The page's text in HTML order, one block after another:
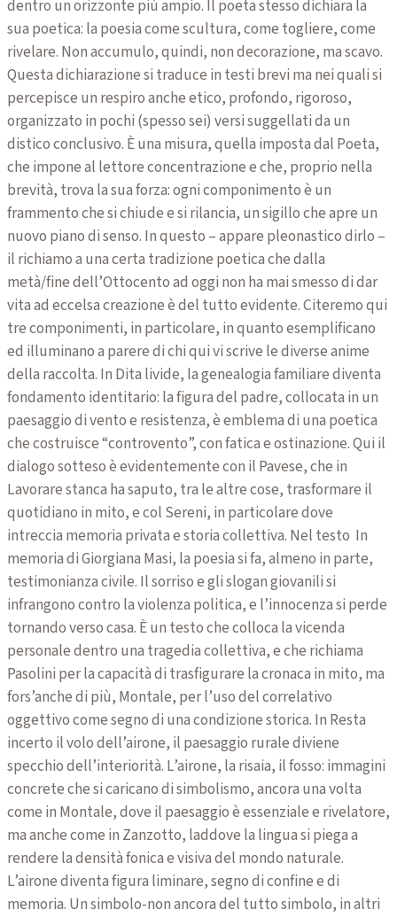
dentro un orizzonte più ampio. Il poeta stesso dichiara la
sua poetica: la poesia come scultura, come togliere, come
rivelare. Non accumulo, quindi, non decorazione, ma scavo.
Questa dichiarazione si traduce in testi brevi ma nei quali si
percepisce un respiro anche etico, profondo, rigoroso,
organizzato in pochi (spesso sei) versi suggellati da un
distico conclusivo. È una misura, quella imposta dal Poeta,
che impone al lettore concentrazione e che, proprio nella
brevità, trova la sua forza: ogni componimento è un
frammento che si chiude e si rilancia, un sigillo che apre un
nuovo piano di senso. In questo – appare pleonastico dirlo –
il richiamo a una certa tradizione poetica che dalla
metà/fine dell’Ottocento ad oggi non ha mai smesso di dar
vita ad eccelsa creazione è del tutto evidente. Citeremo qui
tre componimenti, in particolare, in quanto esemplificano
ed illuminano a parere di chi qui vi scrive le diverse anime
della raccolta. In Dita livide, la genealogia familiare diventa
fondamento identitario: la figura del padre, collocata in un
paesaggio di vento e resistenza, è emblema di una poetica
che costruisce “controvento”, con fatica e ostinazione. Qui il
dialogo sotteso è evidentemente con il Pavese, che in
Lavorare stanca ha saputo, tra le altre cose, trasformare il
quotidiano in mito, e col Sereni, in particolare dove
intreccia memoria privata e storia collettiva. Nel testo In
memoria di Giorgiana Masi, la poesia si fa, almeno in parte,
testimonianza civile. Il sorriso e gli slogan giovanili si
infrangono contro la violenza politica, e l’innocenza si perde
tornando verso casa. È un testo che colloca la vicenda
personale dentro una tragedia collettiva, e che richiama
Pasolini per la capacità di trasfigurare la cronaca in mito, ma
fors’anche di più, Montale, per l’uso del correlativo
oggettivo come segno di una condizione storica. In Resta
incerto il volo dell’airone, il paesaggio rurale diviene
specchio dell’interiorità. L’airone, la risaia, il fosso: immagini
concrete che si caricano di simbolismo, ancora una volta
come in Montale, dove il paesaggio è essenziale e rivelatore,
ma anche come in Zanzotto, laddove la lingua si piega a
rendere la densità fonica e visiva del mondo naturale.
L’airone diventa figura liminare, segno di confine e di
memoria. Un simbolo-non ancora del tutto simbolo, in altri